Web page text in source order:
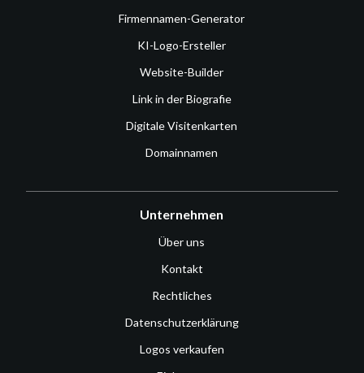
Firmennamen-Generator
KI-Logo-Ersteller
Website-Builder
Link in der Biografie
Digitale Visitenkarten
Domainnamen
Unternehmen
Über uns
Kontakt
Rechtliches
Datenschutzerklärung
Logos verkaufen